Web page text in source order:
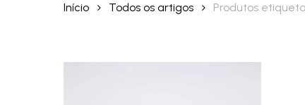
Início Todos os artigos Produtos